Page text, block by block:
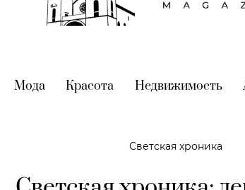
(current)
Мода(current)
Красота (current)
Недвижимость
Светская хроника